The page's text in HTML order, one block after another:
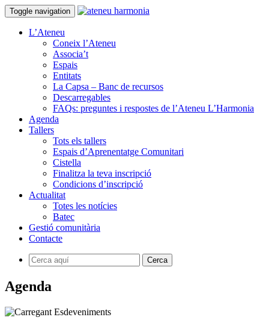
Toggle navigation
L’Ateneu
Coneix l’Ateneu
Associa’t
Espais
Entitats
La Capsa – Banc de recursos
Descarregables
FAQs: preguntes i respostes de l’Ateneu L’Harmonia
Agenda
Tallers
Tots els tallers
Espais d’Aprenentatge Comunitari
Cistella
Finalitza la teva inscripció
Condicions d’inscripció
Actualitat
Totes les notícies
Batec
Gestió comunitària
Contacte
Agenda